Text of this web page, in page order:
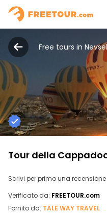
Free tours in
Tour della
Scrivi per primo una recensione
Verificato da: FREETOUR.com
Fornito da: TALE WAY TRAVEL